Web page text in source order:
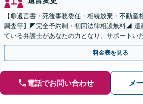
【🔴遺言書・死後事務委任・相続放棄・不動産
調査等】◤完全予約制・初回法律相談無料◢ 遺
ている弁護士があなたの力となり、サポートい
気軽にお問い合わせください。
料金表を見る
電話でお問い合わせ メ